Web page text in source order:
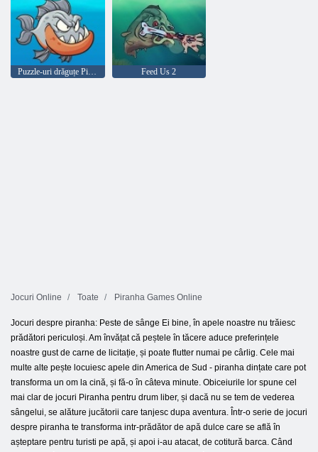
Puzzle-uri drăguțe Piranha Feed Us 2
Jocuri Online Toate Piranha Games Online
Jocuri despre piranha: Peste de sânge Ei bine, în apele noastre nu trăiesc
prădători periculoși. Am învățat că peștele în tăcere aduce preferințele
noastre gust de carne de licitație, și poate flutter numai pe cârlig. Cele mai
multe alte pește locuiesc apele din America de Sud - piranha dințate care pot
transforma un om la cină, și fă-o în câteva minute. Obiceiurile lor spune cel
mai clar de jocuri Piranha pentru drum liber, și dacă nu se tem de vederea
sângelui, se alăture jucătorii care tanjesc dupa aventura. Într-o serie de jocuri
despre piranha te transforma intr-prădător de apă dulce care se află în
așteptare pentru turisti pe apă, și apoi i-au atacat, de cotitură barca. Când